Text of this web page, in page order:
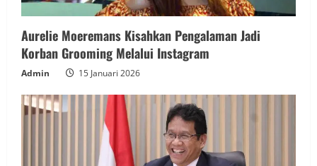
Aurelie Moeremans Kisahkan Pengalaman Jadi
Korban Grooming Melalui Instagram
Admin 15 Januari 2026